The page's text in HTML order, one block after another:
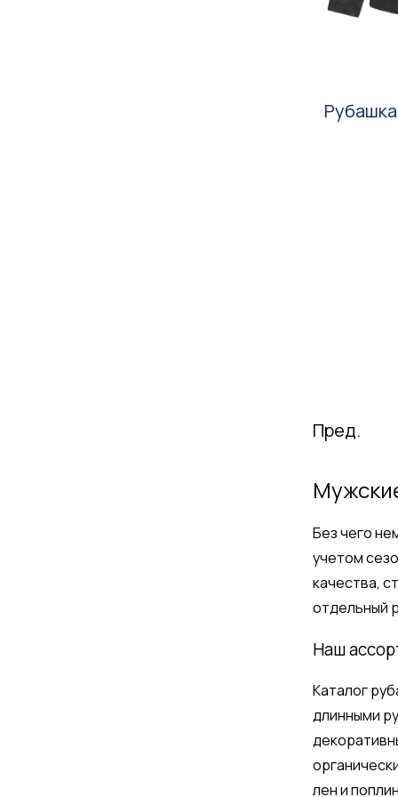
Пред.
Без чего
учетом
качества,
отдельный
Наш
Каталог
длинными
лен и